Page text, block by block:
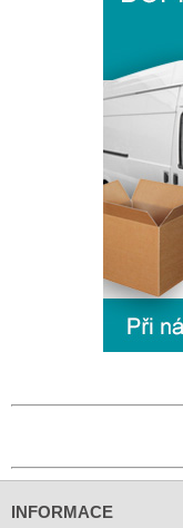
INFORMACE